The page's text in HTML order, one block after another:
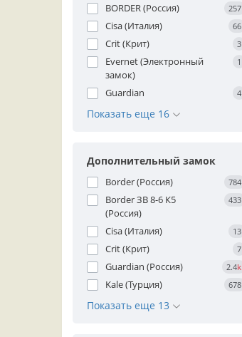
BORDER (Россия) 257
Cisa (Италия) 66
Crit (Крит) 3
Evernet (Электронный
замок)
1
Guardian 4
Показать еще 16
Дополнительный замок
Border (Россия) 784
Border ЗВ 8-6 К5
(Россия)
433
Cisa (Италия) 13
Crit (Крит) 7
Guardian (Россия) 2.4k
Kale (Турция) 678
Показать еще 13